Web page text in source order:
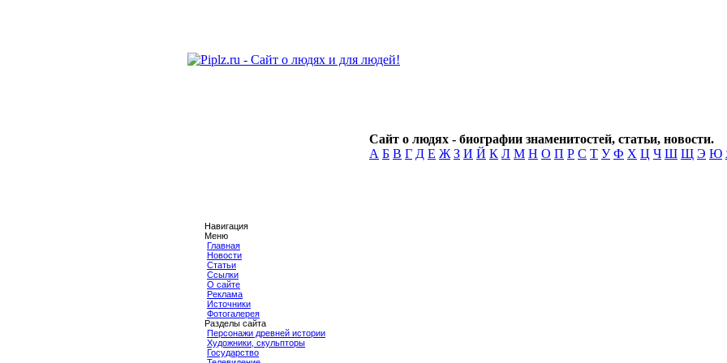
Сайт о людях - биографии знаменитостей, статьи, новости.
А Б В Г Д Е Ж З И Й К Л М Н О П Р С Т У Ф Х Ц Ч Ш Щ Э Ю
Навигация
Меню
Главная
Новости
Статьи
Ссылки
О сайте
Реклама
Источники
Фотогалерея
Разделы сайта
Персонажи древней истории
Художники, скульпторы
Государство